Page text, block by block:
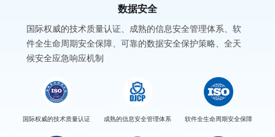
数据安全
国际权威的技术质量认证、成熟的信息安全管理体系、软
件全生命周期安全保障、可靠的数据安全保护策略、全天
候安全应急响应机制
国际权威的技术质量认证 成熟的信息安全管理体系 软件全生命周期安全保障